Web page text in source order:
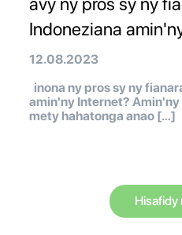
Indoneziana
12.08.2023
inona ny pros sy ny
amin'ny Internet?
mety hahatonga anao […]
Hisafidy